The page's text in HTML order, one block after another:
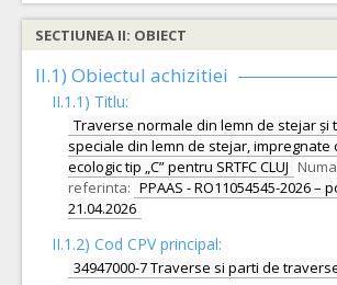
SECTIUNEA II: OBIECT
II.1) Obiectul achizitiei
II.1.1) Titlu:
Traverse normale din lemn de stejar și
speciale din lemn de stejar, impregnate
ecologic tip „C” pentru SRTFC CLUJ
referinta: PPAAS - RO11054545-2026 –
21.04.2026
II.1.2) Cod CPV principal:
34947000-7 Traverse si parti de